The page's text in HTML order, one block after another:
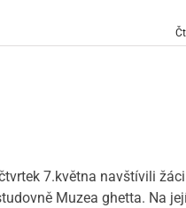
7.května navštívili
Muzea ghetta. Na